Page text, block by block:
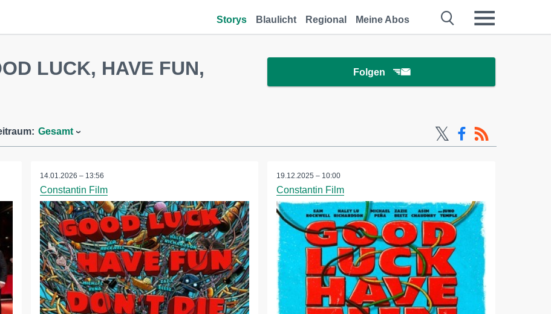
Storys Blaulicht Regional Meine Abos
LUCK, HAVE FUN,
Folgen
Gesamt
14.01.2026 – 13:56
Constantin Film
19.12.2025 – 10:00
Constantin Film